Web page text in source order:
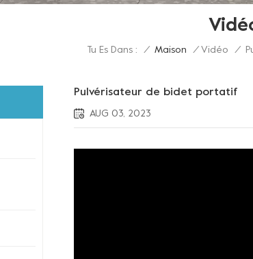
Tu Es Dans : / Maison / Vidéo /
Pulvérisateur de bidet portatif
AUG 03, 2023